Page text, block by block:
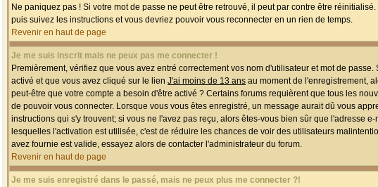
Ne paniquez pas ! Si votre mot de passe ne peut être retrouvé, il peut par contre être
puis suivez les instructions et vous devriez pouvoir vous reconnecter en un rien de temps.
Revenir en haut de page
Je me suis inscrit mais ne peux pas me connecter !
Premièrement, vérifiez que vous avez entré correctement vos nom d'utilisateur et mot de
activé et que vous avez cliqué sur le lien J'ai moins de 13 ans au moment de l'enregistrement,
peut-être que votre compte a besoin d'être activé ? Certains forums requièrent que tous les
de pouvoir vous connecter. Lorsque vous vous êtes enregistré, un message aurait dû vous
instructions qui s'y trouvent; si vous ne l'avez pas reçu, alors êtes-vous bien sûr que l'adresse
lesquelles l'activation est utilisée, c'est de réduire les chances de voir des utilisateurs
avez fournie est valide, essayez alors de contacter l'administrateur du forum.
Revenir en haut de page
Je me suis enregistré dans le passé, mais ne peux plus me connecter ?!